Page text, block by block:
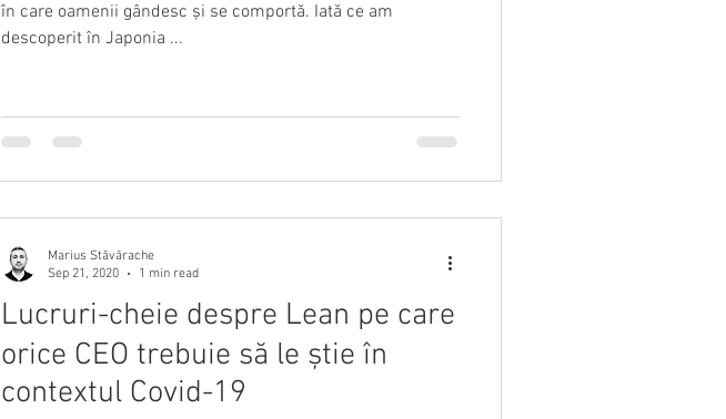
în care oamenii gândesc și se comportă. Iată ce am
descoperit în Japonia ...
Lucruri-cheie despre Lean pe care
orice CEO trebuie să le știe în
contextul Covid-19
Marius Stăvărache
Sep 21, 2020
1 min read